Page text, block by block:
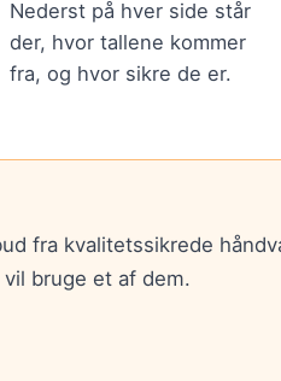
Nederst på hver side står
der, hvor tallene kommer
fra, og hvor sikre de er.
fra kvalitetssikrede
bruge et af dem.